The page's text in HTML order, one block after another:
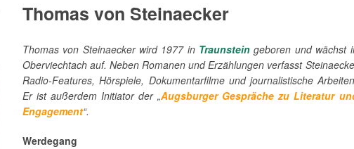
Thomas von Steinaecker
Thomas von Steinaecker wird 1977 in Traunstein geboren und wächst
Oberviechtach auf. Neben Romanen und Erzählungen verfasst
Radio-Features, Hörspiele, Dokumentarfilme und journalistische
Er ist außerdem Initiator der „Augsburger Gespräche zu Literatur
Engagement“.
Werdegang